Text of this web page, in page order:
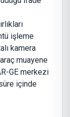
işleme
kamera
muayene
GE merkezi
içinde